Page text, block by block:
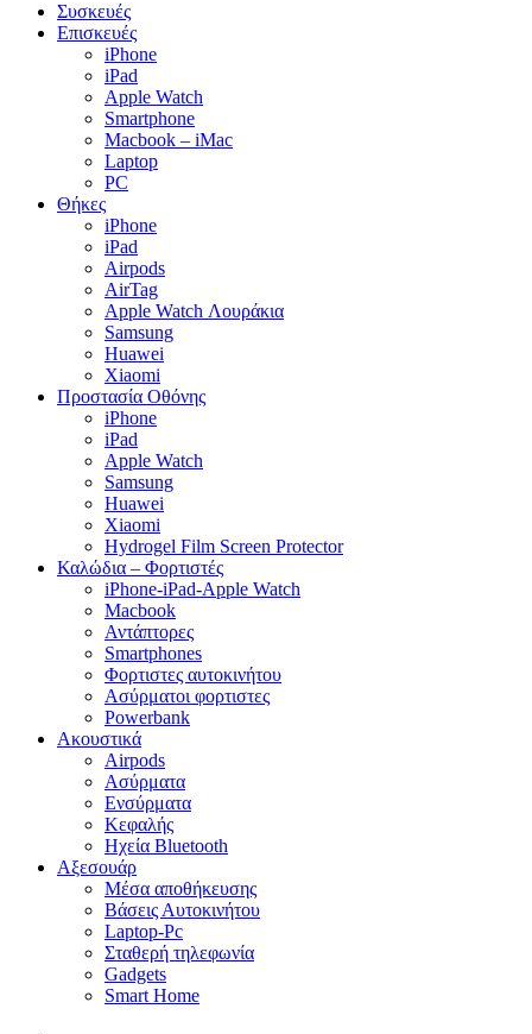
Συσκευές
Επισκευές
iPhone
iPad
Apple Watch
Smartphone
Macbook – iMac
Laptop
PC
Θήκες
iPhone
iPad
Airpods
AirTag
Apple Watch Λουράκια
Samsung
Huawei
Xiaomi
Προστασία Οθόνης
iPhone
iPad
Apple Watch
Samsung
Huawei
Xiaomi
Hydrogel Film Screen Protector
Καλώδια – Φορτιστές
iPhone-iPad-Apple Watch
Macbook
Αντάπτορες
Smartphones
Φορτιστες αυτοκινήτου
Ασύρματοι φορτιστες
Powerbank
Ακουστικά
Airpods
Ασύρματα
Ενσύρματα
Κεφαλής
Ηχεία Bluetooth
Αξεσουάρ
Μέσα αποθήκευσης
Βάσεις Αυτοκινήτου
Laptop-Pc
Σταθερή τηλεφωνία
Gadgets
Smart Home